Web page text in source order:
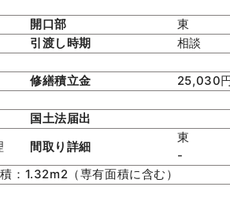
開口部
東
引渡し時期
相談
修繕積立金
25,030
国土法届出
間取り詳細
東
-
：1.32m2（専有面積に含む）